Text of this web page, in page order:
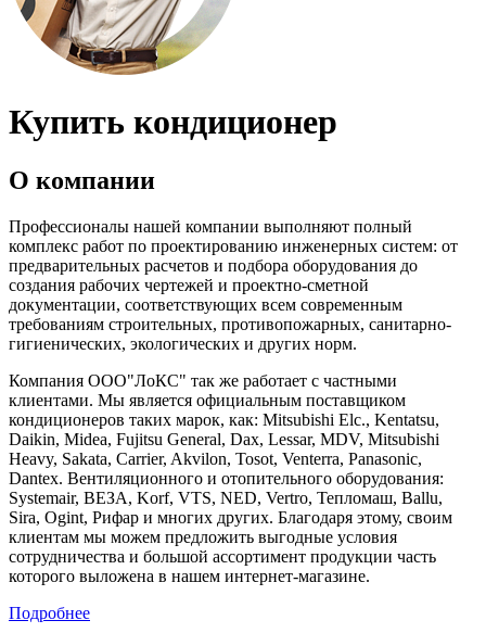
Купить кондиционер
О компании
Профессионалы нашей компании выполняют полный
комплекс работ по проектированию инженерных систем: от
предварительных расчетов и подбора оборудования до
создания рабочих чертежей и проектно-сметной
документации, соответствующих всем современным
требованиям строительных, противопожарных, санитарно-
гигиенических, экологических и других норм.
Компания ООО"ЛоКС" так же работает с частными
клиентами. Мы является официальным поставщиком
кондиционеров таких марок, как: Mitsubishi Elc., Kentatsu,
Daikin, Midea, Fujitsu General, Dax, Lessar, MDV, Mitsubishi
Heavy, Sakata, Carrier, Akvilon, Tosot, Venterra, Panasonic,
Dantex. Вентиляционного и отопительного оборудования:
Systemair, ВЕЗА, Korf, VTS, NED, Vertro, Тепломаш, Ballu,
Sira, Ogint, Рифар и многих других. Благодаря этому, своим
клиентам мы можем предложить выгодные условия
сотрудничества и большой ассортимент продукции часть
которого выложена в нашем интернет-магазине.
Подробнее